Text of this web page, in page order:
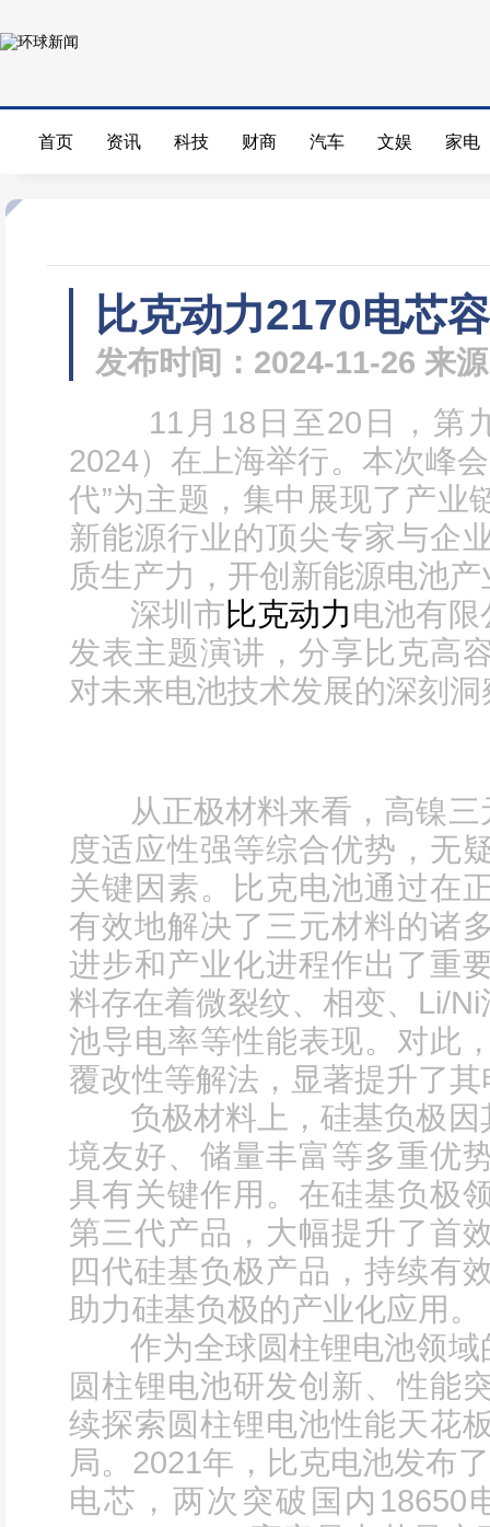
首页 资讯 科技 财商 汽车 文娱 家电
比克动力2170电芯
发布时间：2024-11-26 来
11月18日至20日，第九
2024）在上海举行。本次峰
代”为主题，集中展现了产业
新能源行业的顶尖专家与企
质生产力，开创新能源电池
深圳市比克动力电池有
发表主题演讲，分享比克高
对未来电池技术发展的深刻洞
从正极材料来看，高镍三
度适应性强等综合优势，无
关键因素。比克电池通过在
有效地解决了三元材料的诸
进步和产业化进程作出了重
料存在着微裂纹、相变、Li/
池导电率等性能表现。对此
覆改性等解法，显著提升了
负极材料上，硅基负极因
境友好、储量丰富等多重优
具有关键作用。在硅基负极
第三代产品，大幅提升了首
四代硅基负极产品，持续有
助力硅基负极的产业化应用。
作为全球圆柱锂电池领域
圆柱锂电池研发创新、性能
续探索圆柱锂电池性能天花
局。2021年，比克电池发布
电芯，两次突破国内18650